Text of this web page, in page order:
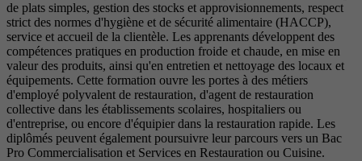
de plats simples, gestion des stocks et approvisionnements, respect
strict des normes d'hygiène et de sécurité alimentaire (HACCP),
service et accueil de la clientèle. Les apprenants développent des
compétences pratiques en production froide et chaude, en mise en
valeur des produits, ainsi qu'en entretien et nettoyage des locaux et
équipements. Cette formation ouvre les portes à des métiers
d'employé polyvalent de restauration, d'agent de restauration
collective dans les établissements scolaires, hospitaliers ou
d'entreprise, ou encore d'équipier dans la restauration rapide. Les
diplômés peuvent également poursuivre leur parcours vers un Bac
Pro Commercialisation et Services en Restauration ou Cuisine.